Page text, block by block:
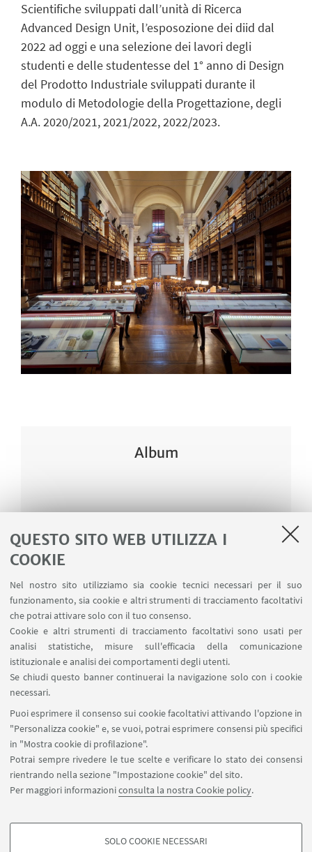
QUESTO SITO WEB UTILIZZA I
COOKIE
Nel nostro sito utilizziamo sia cookie tecnici necessari per il suo
funzionamento, sia cookie e altri strumenti di tracciamento facoltativi
che potrai attivare solo con il tuo consenso.
Cookie e altri strumenti di tracciamento facoltativi sono usati per
analisi statistiche, misure sull'efficacia della comunicazione
istituzionale e analisi dei comportamenti degli utenti.
Se chiudi questo banner continuerai la navigazione solo con i cookie
necessari.
Puoi esprimere il consenso sui cookie facoltativi attivando l'opzione in
"Personalizza cookie" e, se vuoi, potrai esprimere consensi più specifici
in "Mostra cookie di profilazione".
Potrai sempre rivedere le tue scelte e verificare lo stato dei consensi
rientrando nella sezione "Impostazione cookie" del sito.
Per maggiori informazioniconsulta la nostra Cookie policy.
SOLO COOKIE NECESSARI
Scientifiche sviluppati dall’unità di Ricerca
Advanced Design Unit, l’esposozione dei diid dal
2022 ad oggi e una selezione dei lavori degli
studenti e delle studentesse del 1° anno di Design
del Prodotto Industriale sviluppati durante il
modulo di Metodologie della Progettazione, degli
A.A. 2020/2021, 2021/2022, 2022/2023.
Album
Seguici su: